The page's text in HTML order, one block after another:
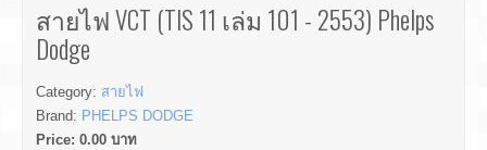
สายไฟ VCT (TIS 11 เล่ม 101 - 2553) Phelps
Dodge
Category: สายไฟ
Brand: PHELPS DODGE
Price: 0.00 บาท